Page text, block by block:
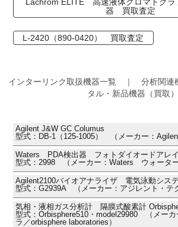
器 買取査定
L-2420（890-0420） 買取査定
インターリンク取扱機器一覧 ｜ 分析関連
タル・新品機器（買取）
Agilent J&W GC Columus
型式：DB-1（125-1005） （メーカー：Agilent
Waters PDA検出器 フォトダイオードアレ
型式：2998 （メーカー：Waters ウォーター
Agilent2100バイオアナライザ 電気泳動シス
型式：G2939A （メーカー：アジレント・テ
気相・液相ガス分析計 隔膜式酸素計
型式：Orbisphere510・model29980 （メーカ
ラ／orbisphere laboratories）